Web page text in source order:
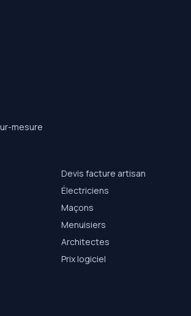
mesure
Devis facture artisan
Électriciens
Maçons
Menuisiers
Architectes
Prix logiciel